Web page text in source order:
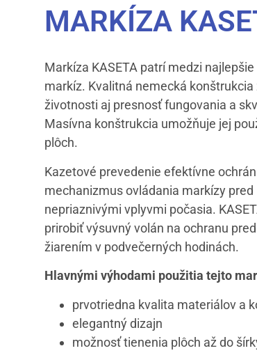
MARKÍZA
Markíza KASETA patrí medzi
markíz. Kvalitná nemecká
životnosti aj presnosť fungovania a
Masívna konštrukcia umožňuje jej
plôch.
Kazetové prevedenie efektívne
mechanizmus ovládania markízy
nepriaznivými vplyvmi počasia.
prirobiť výsuvný volán na ochranu
žiarením v podvečerných hodinách.
Hlavnými výhodami použitia tejto
prvotriedna kvalita materiálov a
elegantný dizajn
možnosť tienenia plôch až do